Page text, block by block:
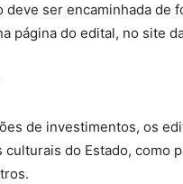
deve ser encaminhada de
página do edital, no site
de investimentos, os
culturais do Estado, como